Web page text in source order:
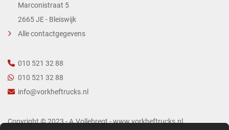
Marconistraat 5
2665 JE - Bleiswijk
Alle contactgegevens
010 521 32 88
010 521 32 88
info@vorkheftrucks.nl
Copyright © 2023 - A.Vollebregt - www.vorkheftrucks.nl